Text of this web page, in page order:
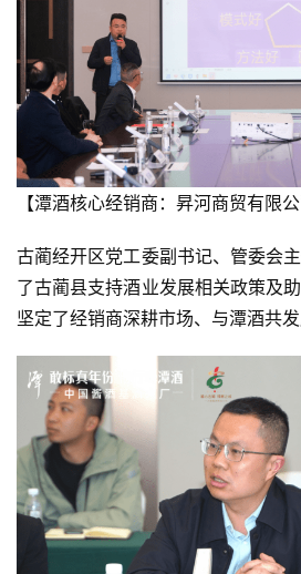
【潭酒核心经销商：昇河商贸有限
古蔺经开区党工委副书记、管委会
了古蔺县支持酒业发展相关政策及
坚定了经销商深耕市场、与潭酒共发